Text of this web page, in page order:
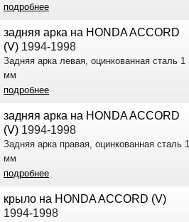
подробнее
задняя арка на HONDA ACCORD
(V) 1994-1998
Задняя арка левая, оцинкованная сталь 1
мм
подробнее
задняя арка на HONDA ACCORD
(V) 1994-1998
Задняя арка правая, оцинкованная сталь 1
мм
подробнее
крыло на HONDA ACCORD (V)
1994-1998